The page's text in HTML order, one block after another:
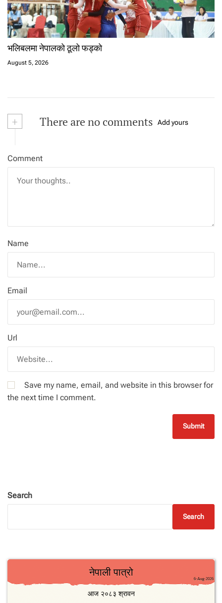
भलिबलमा नेपालको ठूलो फड्को
August 5, 2026
+ There are no comments Add yours
Comment
Name
Email
Url
Save my name, email, and website in this browser for
the next time I comment.
Search
Search